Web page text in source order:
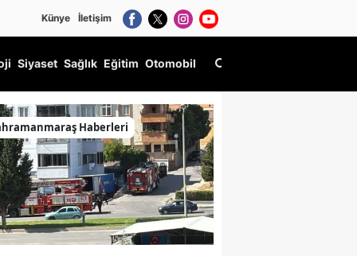
Künye İletişim
Siyaset Sağlık Eğitim Otomobil
Haberleri